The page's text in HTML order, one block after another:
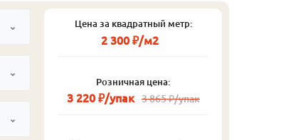
Цена за квадратный метр:
2 300 ₽/м2
Розничная цена:
3 220 ₽/упак 3 865 ₽/упак